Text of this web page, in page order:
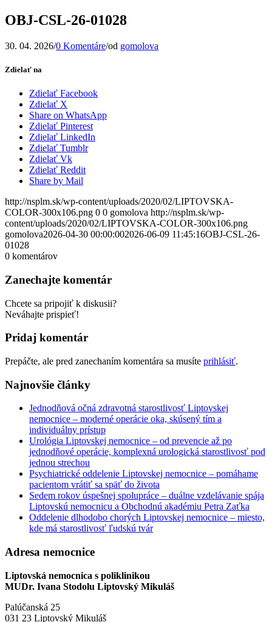
OBJ-CSL-26-01028
30. 04. 2026/0 Komentáre/od gomolova
Zdielať na
Zdielať Facebook
Zdielať X
Share on WhatsApp
Zdielať Pinterest
Zdielať LinkedIn
Zdielať Tumblr
Zdielať Vk
Zdielať Reddit
Share by Mail
http://nsplm.sk/wp-content/uploads/2020/02/LIPTOVSKA-
COLOR-300x106.png 0 0 gomolova http://nsplm.sk/wp-
content/uploads/2020/02/LIPTOVSKA-COLOR-300x106.png
gomolova2026-04-30 00:00:002026-06-09 11:45:16OBJ-CSL-26-
01028
0 komentárov
Zanechajte komentár
Chcete sa pripojiť k diskusii?
Neváhajte prispieť!
Pridaj komentár
Prepáčte, ale pred zanechaním komentára sa musíte prihlásiť.
Najnovšie články
Jednodňová očná zdravotná starostlivosť Liptovskej
nemocnice – moderné operácie oka, skúsený tím a
individuálny prístup
Urológia Liptovskej nemocnice – od prevencie až po
jednodňové operácie, komplexná urologická starostlivosť pod
jednou strechou
Psychiatrické oddelenie Liptovskej nemocnice – pomáhame
pacientom vrátiť sa späť do života
Sedem rokov úspešnej spolupráce – duálne vzdelávanie spája
Liptovskú nemocnicu a Obchodnú akadémiu Petra Zaťka
Oddelenie dlhodobo chorých Liptovskej nemocnice – miesto,
kde má starostlivosť ľudskú tvár
Adresa nemocnice
Liptovská nemocnica s poliklinikou
MUDr. Ivana Stodolu Liptovský Mikuláš
Palúčanská 25
031 23 Liptovský Mikuláš